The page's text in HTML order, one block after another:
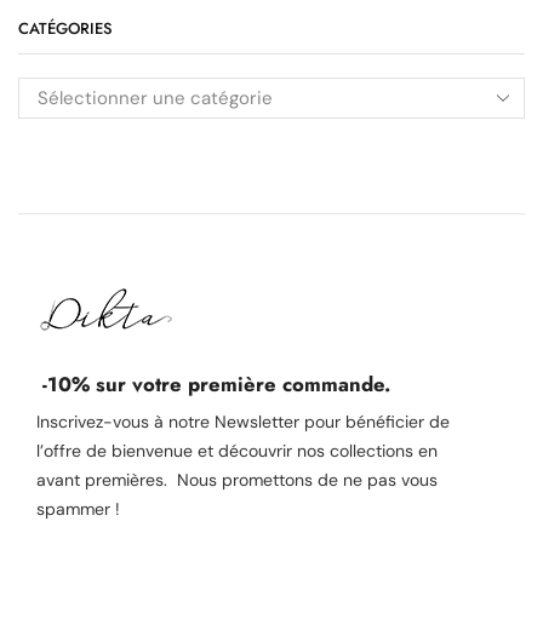
CATÉGORIES
-10% sur votre première commande.
Inscrivez-vous à notre Newsletter pour bénéficier de
l’offre de bienvenue et découvrir nos collections en
avant premières. Nous promettons de ne pas vous
spammer !